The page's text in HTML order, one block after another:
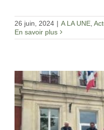
26 juin, 2024 | A LA UNE,
En savoir plus